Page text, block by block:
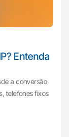
Entenda
a conversão
telefones fixos